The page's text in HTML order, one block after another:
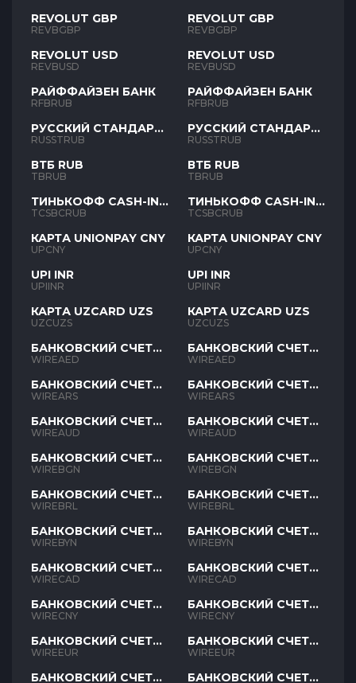
REVOLUT GBP
REVBGBP
REVOLUT USD
REVBUSD
РАЙФФАЙЗЕН БАНК
RFBRUB
РУССКИЙ СТАНДАРТ
RUB
RUSSTRUB
ВТБ RUB
TBRUB
ТИНЬКОФФ CASH-IN
RUB
TCSBCRUB
КАРТА UNIONPAY CNY
UPCNY
UPI INR
UPIINR
КАРТА UZCARD UZS
UZCUZS
БАНКОВСКИЙ СЧЕТ
AED
WIREAED
БАНКОВСКИЙ СЧЕТ
ARS
WIREARS
БАНКОВСКИЙ СЧЕТ
AUD
WIREAUD
БАНКОВСКИЙ СЧЕТ
BGN
WIREBGN
БАНКОВСКИЙ СЧЕТ
BRL
WIREBRL
БАНКОВСКИЙ СЧЕТ
BYN
WIREBYN
БАНКОВСКИЙ СЧЕТ
CAD
WIRECAD
БАНКОВСКИЙ СЧЕТ
CNY
WIRECNY
БАНКОВСКИЙ СЧЕТ
EUR
WIREEUR
БАНКОВСКИЙ СЧЕТ
REVOLUT GBP
REVBGBP
REVOLUT USD
REVBUSD
РАЙФФАЙЗЕН БАНК
RFBRUB
РУССКИЙ СТАНДАРТ
RUB
RUSSTRUB
ВТБ RUB
TBRUB
ТИНЬКОФФ CASH-IN
RUB
TCSBCRUB
КАРТА UNIONPAY CNY
UPCNY
UPI INR
UPIINR
КАРТА UZCARD UZS
UZCUZS
БАНКОВСКИЙ СЧЕТ
AED
WIREAED
БАНКОВСКИЙ СЧЕТ
ARS
WIREARS
БАНКОВСКИЙ СЧЕТ
AUD
WIREAUD
БАНКОВСКИЙ СЧЕТ
BGN
WIREBGN
БАНКОВСКИЙ СЧЕТ
BRL
WIREBRL
БАНКОВСКИЙ СЧЕТ
BYN
WIREBYN
БАНКОВСКИЙ СЧЕТ
CAD
WIRECAD
БАНКОВСКИЙ СЧЕТ
CNY
WIRECNY
БАНКОВСКИЙ СЧЕТ
EUR
WIREEUR
БАНКОВСКИЙ СЧЕТ